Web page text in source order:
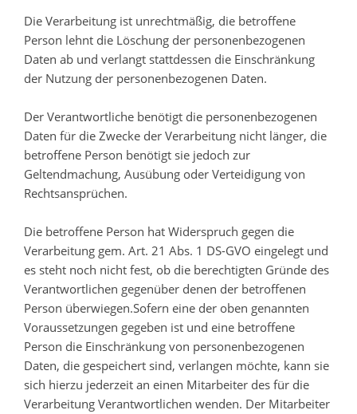
Die Verarbeitung ist unrechtmäßig, die betroffene
Person lehnt die Löschung der personenbezogenen
Daten ab und verlangt stattdessen die Einschränkung
der Nutzung der personenbezogenen Daten.
Der Verantwortliche benötigt die personenbezogenen
Daten für die Zwecke der Verarbeitung nicht länger, die
betroffene Person benötigt sie jedoch zur
Geltendmachung, Ausübung oder Verteidigung von
Rechtsansprüchen.
Die betroffene Person hat Widerspruch gegen die
Verarbeitung gem. Art. 21 Abs. 1 DS-GVO eingelegt und
es steht noch nicht fest, ob die berechtigten Gründe des
Verantwortlichen gegenüber denen der betroffenen
Person überwiegen.Sofern eine der oben genannten
Voraussetzungen gegeben ist und eine betroffene
Person die Einschränkung von personenbezogenen
Daten, die gespeichert sind, verlangen möchte, kann sie
sich hierzu jederzeit an einen Mitarbeiter des für die
Verarbeitung Verantwortlichen wenden. Der Mitarbeiter